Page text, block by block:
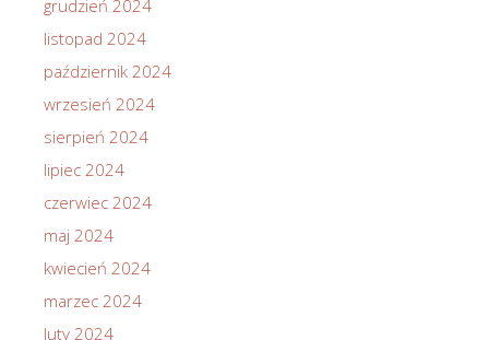
grudzień 2024
listopad 2024
październik 2024
wrzesień 2024
sierpień 2024
lipiec 2024
czerwiec 2024
maj 2024
kwiecień 2024
marzec 2024
luty 2024